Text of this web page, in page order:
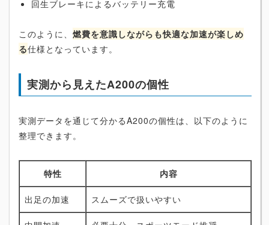
回生ブレーキによるバッテリー充電
このように、 燃費を意識しながらも快適な加速が楽しめ
る仕様となっています。
実測から見えたA200の個性
実測データを通じて分かるA200の個性は、以下のように
整理できます。
特性 内容
出足の加速 スムーズで扱いやすい